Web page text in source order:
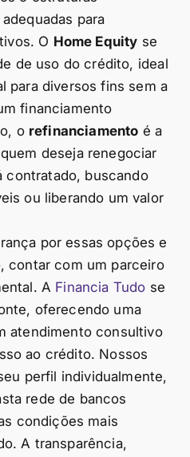
para
O Home Equity se
de uso do crédito, ideal
para diversos fins sem a
financiamento
o refinanciamento é a
deseja renegociar
contratado, buscando
ou liberando um valor
por essas opções e
contar com um parceiro
A Financia Tudo se
oferecendo uma
atendimento consultivo
ao crédito. Nossos
perfil individualmente,
rede de bancos
condições mais
A transparência,